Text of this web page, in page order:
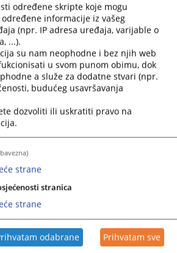
određene skripte koje mogu
informacije iz vašeg
(npr. IP adresa uređaja, varijable o
...).
su nam neophodne i bez njih web
u svom punom obimu, dok
a služe za dodatne stvari (npr.
budućeg usavršavanja
dozvoliti ili uskratiti pravo na
strane
stranica
strane
odabrane Prihvatam sve